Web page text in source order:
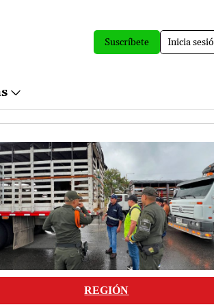
Suscríbete Inicia
REGIÓN